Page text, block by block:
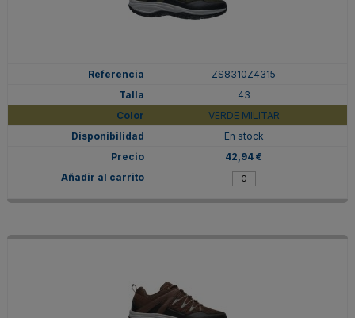
ZS8310Z4315
43
VERDE MILITAR
En stock
42,94 €